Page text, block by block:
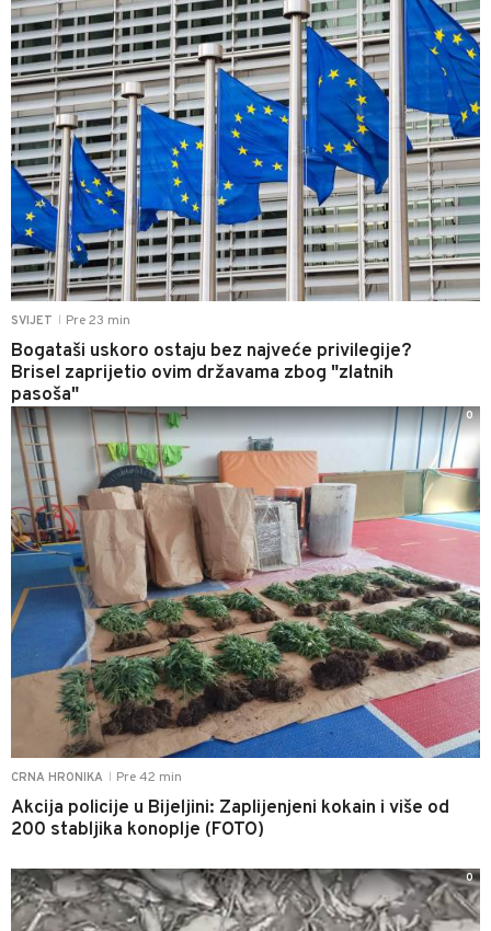
SVIJET Pre 23 min
Bogataši uskoro ostaju bez najveće privilegije?
Brisel zaprijetio ovim državama zbog "zlatnih
pasoša"
CRNA HRONIKA Pre 42 min
Akcija policije u Bijeljini: Zaplijenjeni kokain i više od
200 stabljika konoplje (FOTO)
0
0